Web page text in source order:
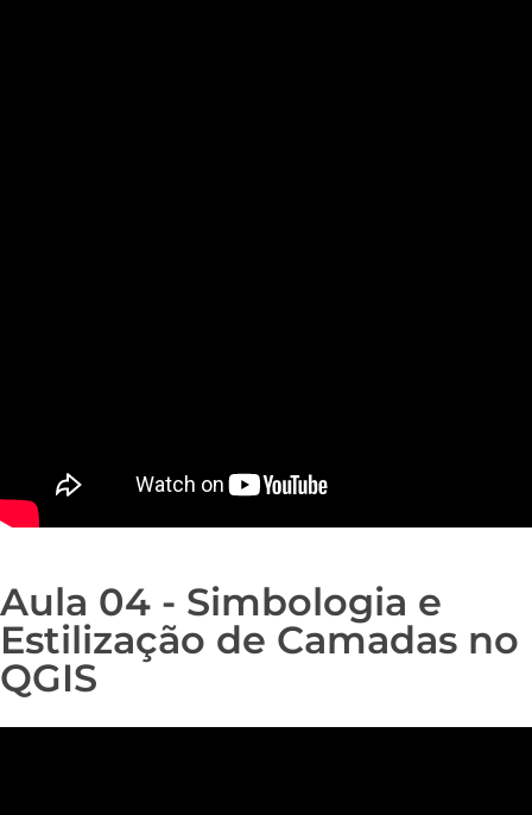
Aula 04 - Simbologia e
Estilização de Camadas no
QGIS